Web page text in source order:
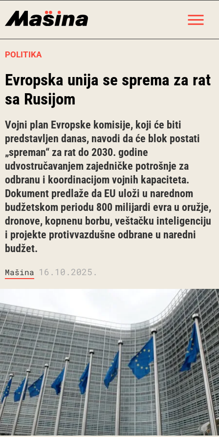
POLITIKA
Evropska unija se sprema za rat
sa Rusijom
Vojni plan Evropske komisije, koji će biti
predstavljen danas, navodi da će blok postati
„spreman“ za rat do 2030. godine
udvostručavanjem zajedničke potrošnje za
odbranu i koordinacijom vojnih kapaciteta.
Dokument predlaže da EU uloži u narednom
budžetskom periodu 800 milijardi evra u oružje,
dronove, kopnenu borbu, veštačku inteligenciju
i projekte protivvazdušne odbrane u naredni
budžet.
Mašina 16.10.2025.